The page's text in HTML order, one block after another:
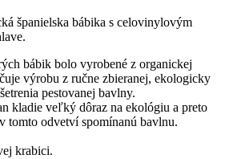
španielska bábika s celovinylovým
bábik bolo vyrobené z organickej
výrobu z ručne zbieranej, ekologicky
pestovanej bavlny.
kladie veľký dôraz na ekológiu a preto
tomto odvetví spomínanú bavlnu.
krabici.